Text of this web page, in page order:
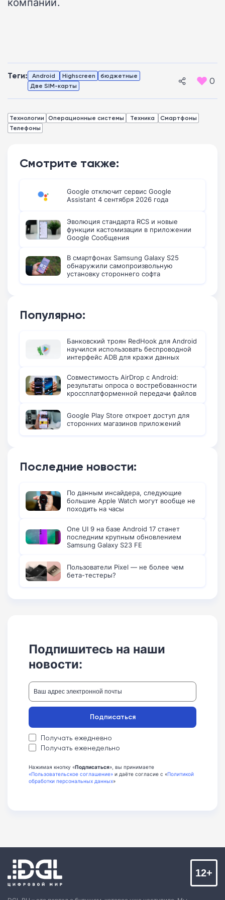
Теги: Android Highscreen
бюджетные
Две SIM-карты
0
Технологии Операционные системы Техника
Смартфоны
Телефоны
Смотрите также:
Google отключит сервис Google
Assistant 4 сентября 2026 года
Эволюция стандарта RCS и новые
функции кастомизации в приложении
Google Сообщения
В смартфонах Samsung Galaxy S25
обнаружили самопроизвольную
установку стороннего софта
Популярно:
Банковский троян RedHook для Android
научился использовать беспроводной
интерфейс ADB для кражи данных
Совместимость AirDrop с Android:
результаты опроса о востребованности
кроссплатформенной передачи файлов
Google Play Store откроет доступ для
сторонних магазинов приложений
Последние новости:
По данным инсайдера, следующие
большие Apple Watch могут вообще не
походить на часы
One UI 9 на базе Android 17 станет
последним крупным обновлением
Samsung Galaxy S23 FE
Пользователи Pixel — не более чем
бета-тестеры?
Подпишитесь на наши
новости:
Получать ежедневно
Получать еженедельно
Подписаться
Нажимая кнопку «Подписаться», вы принимаете
«Пользовательское соглашение» и даёте согласие с «Политикой
обработки персональных данных»
12+